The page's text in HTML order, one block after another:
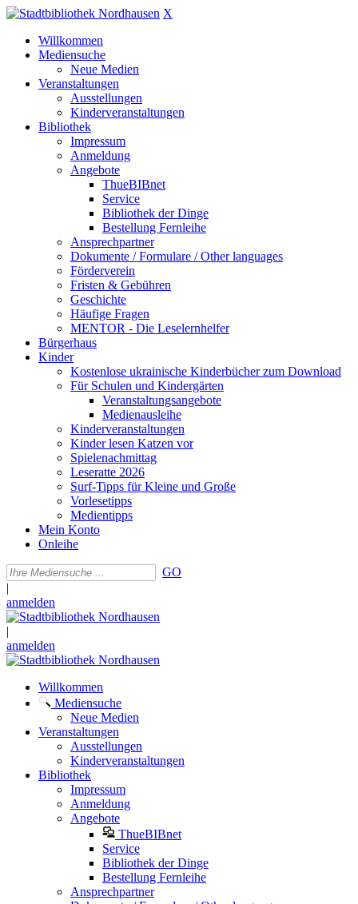
X
Willkommen
Mediensuche
Neue Medien
Veranstaltungen
Ausstellungen
Kinderveranstaltungen
Bibliothek
Impressum
Anmeldung
Angebote
ThueBIBnet
Service
Bibliothek der Dinge
Bestellung Fernleihe
Ansprechpartner
Dokumente / Formulare / Other languages
Förderverein
Fristen & Gebühren
Geschichte
Häufige Fragen
MENTOR - Die Leselernhelfer
Bürgerhaus
Kinder
Kostenlose ukrainische Kinderbücher zum Download
Für Schulen und Kindergärten
Veranstaltungsangebote
Medienausleihe
Kinderveranstaltungen
Kinder lesen Katzen vor
Spielenachmittag
Leseratte 2026
Surf-Tipps für Kleine und Große
Vorlesetipps
Medientipps
Mein Konto
Onleihe
GO
|
anmelden
|
anmelden
Willkommen
Mediensuche
Neue Medien
Veranstaltungen
Ausstellungen
Kinderveranstaltungen
Bibliothek
Impressum
Anmeldung
Angebote
ThueBIBnet
Service
Bibliothek der Dinge
Bestellung Fernleihe
Ansprechpartner